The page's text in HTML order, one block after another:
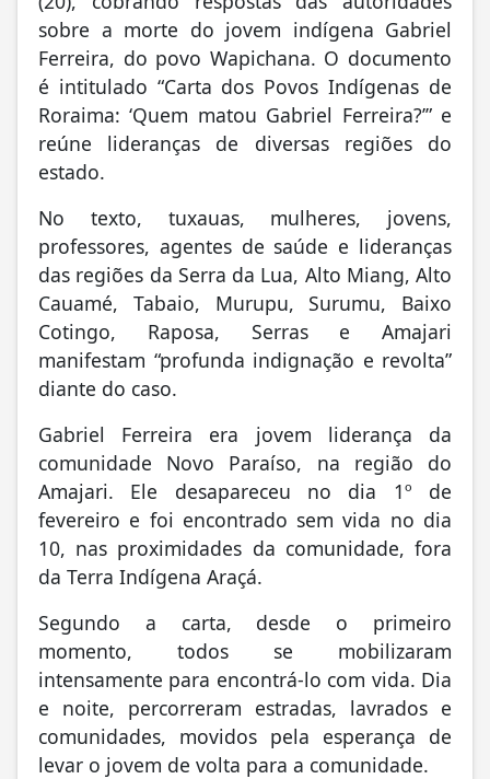
sobre a morte do jovem indígena Gabriel
Ferreira, do povo Wapichana. O documento
é intitulado “Carta dos Povos Indígenas de
Roraima: ‘Quem matou Gabriel Ferreira?’” e
reúne lideranças de diversas regiões do
estado.
No texto, tuxauas, mulheres, jovens,
professores, agentes de saúde e lideranças
das regiões da Serra da Lua, Alto Miang, Alto
Cauamé, Tabaio, Murupu, Surumu, Baixo
Cotingo, Raposa, Serras e Amajari
manifestam “profunda indignação e revolta”
diante do caso.
Gabriel Ferreira era jovem liderança da
comunidade Novo Paraíso, na região do
Amajari. Ele desapareceu no dia 1º de
fevereiro e foi encontrado sem vida no dia
10, nas proximidades da comunidade, fora
da Terra Indígena Araçá.
Segundo a carta, desde o primeiro
momento, todos se mobilizaram
intensamente para encontrá-lo com vida. Dia
e noite, percorreram estradas, lavrados e
comunidades, movidos pela esperança de
levar o jovem de volta para a comunidade.